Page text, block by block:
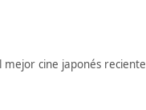
cine japonés reciente